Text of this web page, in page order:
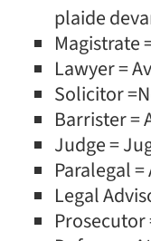
plaide
Magistrate
Lawyer =
Solicitor
Barrister =
Judge =
Paralegal
Legal